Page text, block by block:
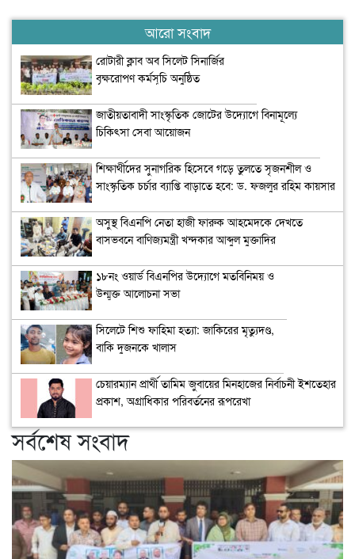
আরো সংবাদ
রোটারী ক্লাব অব সিলেট সিনার্জির
বৃক্ষরোপণ কর্মসূচি অনুষ্ঠিত
জাতীয়তাবাদী সাংস্কৃতিক জোটের উদ্যোগে বিনামূল্যে
চিকিৎসা সেবা আয়োজন
শিক্ষার্থীদের সুনাগরিক হিসেবে গড়ে তুলতে সৃজনশীল ও
সাংস্কৃতিক চর্চার ব্যাপ্তি বাড়াতে হবে: ড. ফজলুর রহিম কায়সার
অসুস্থ বিএনপি নেতা হাজী ফারুক আহমেদকে দেখতে
বাসভবনে বাণিজ্যমন্ত্রী খন্দকার আব্দুল মুক্তাদির
১৮নং ওয়ার্ড বিএনপির উদ্যোগে মতবিনিময় ও
উন্মুক্ত আলোচনা সভা
সিলেটে শিশু ফাহিমা হত্যা: জাকিরের মৃত্যুদণ্ড,
বাকি দুজনকে খালাস
চেয়ারম্যান প্রার্থী তামিম জুবায়ের মিনহাজের নির্বাচনী ইশতেহার
প্রকাশ, অগ্রাধিকার পরিবর্তনের রূপরেখা
সর্বশেষ সংবাদ